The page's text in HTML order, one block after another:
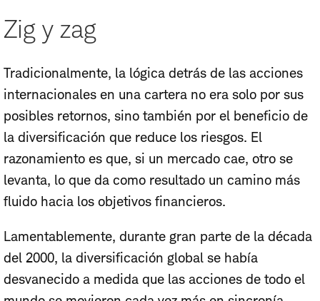
Zig y zag
Tradicionalmente, la lógica detrás de las acciones
internacionales en una cartera no era solo por sus
posibles retornos, sino también por el beneficio de
la diversificación que reduce los riesgos. El
razonamiento es que, si un mercado cae, otro se
levanta, lo que da como resultado un camino más
fluido hacia los objetivos financieros.
Lamentablemente, durante gran parte de la década
del 2000, la diversificación global se había
desvanecido a medida que las acciones de todo el